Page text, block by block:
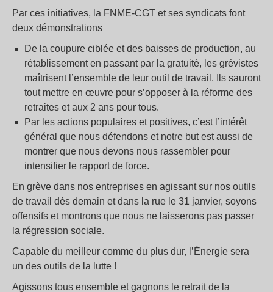
Par ces initiatives, la FNME-CGT et ses syndicats font
deux démonstrations
De la coupure ciblée et des baisses de production, au
rétablissement en passant par la gratuité, les grévistes
maîtrisent l’ensemble de leur outil de travail. Ils sauront
tout mettre en œuvre pour s’opposer à la réforme des
retraites et aux 2 ans pour tous.
Par les actions populaires et positives, c’est l’intérêt
général que nous défendons et notre but est aussi de
montrer que nous devons nous rassembler pour
intensifier le rapport de force.
En grève dans nos entreprises en agissant sur nos outils
de travail dès demain et dans la rue le 31 janvier, soyons
offensifs et montrons que nous ne laisserons pas passer
la régression sociale.
Capable du meilleur comme du plus dur, l’Énergie sera
un des outils de la lutte !
Agissons tous ensemble et gagnons le retrait de la